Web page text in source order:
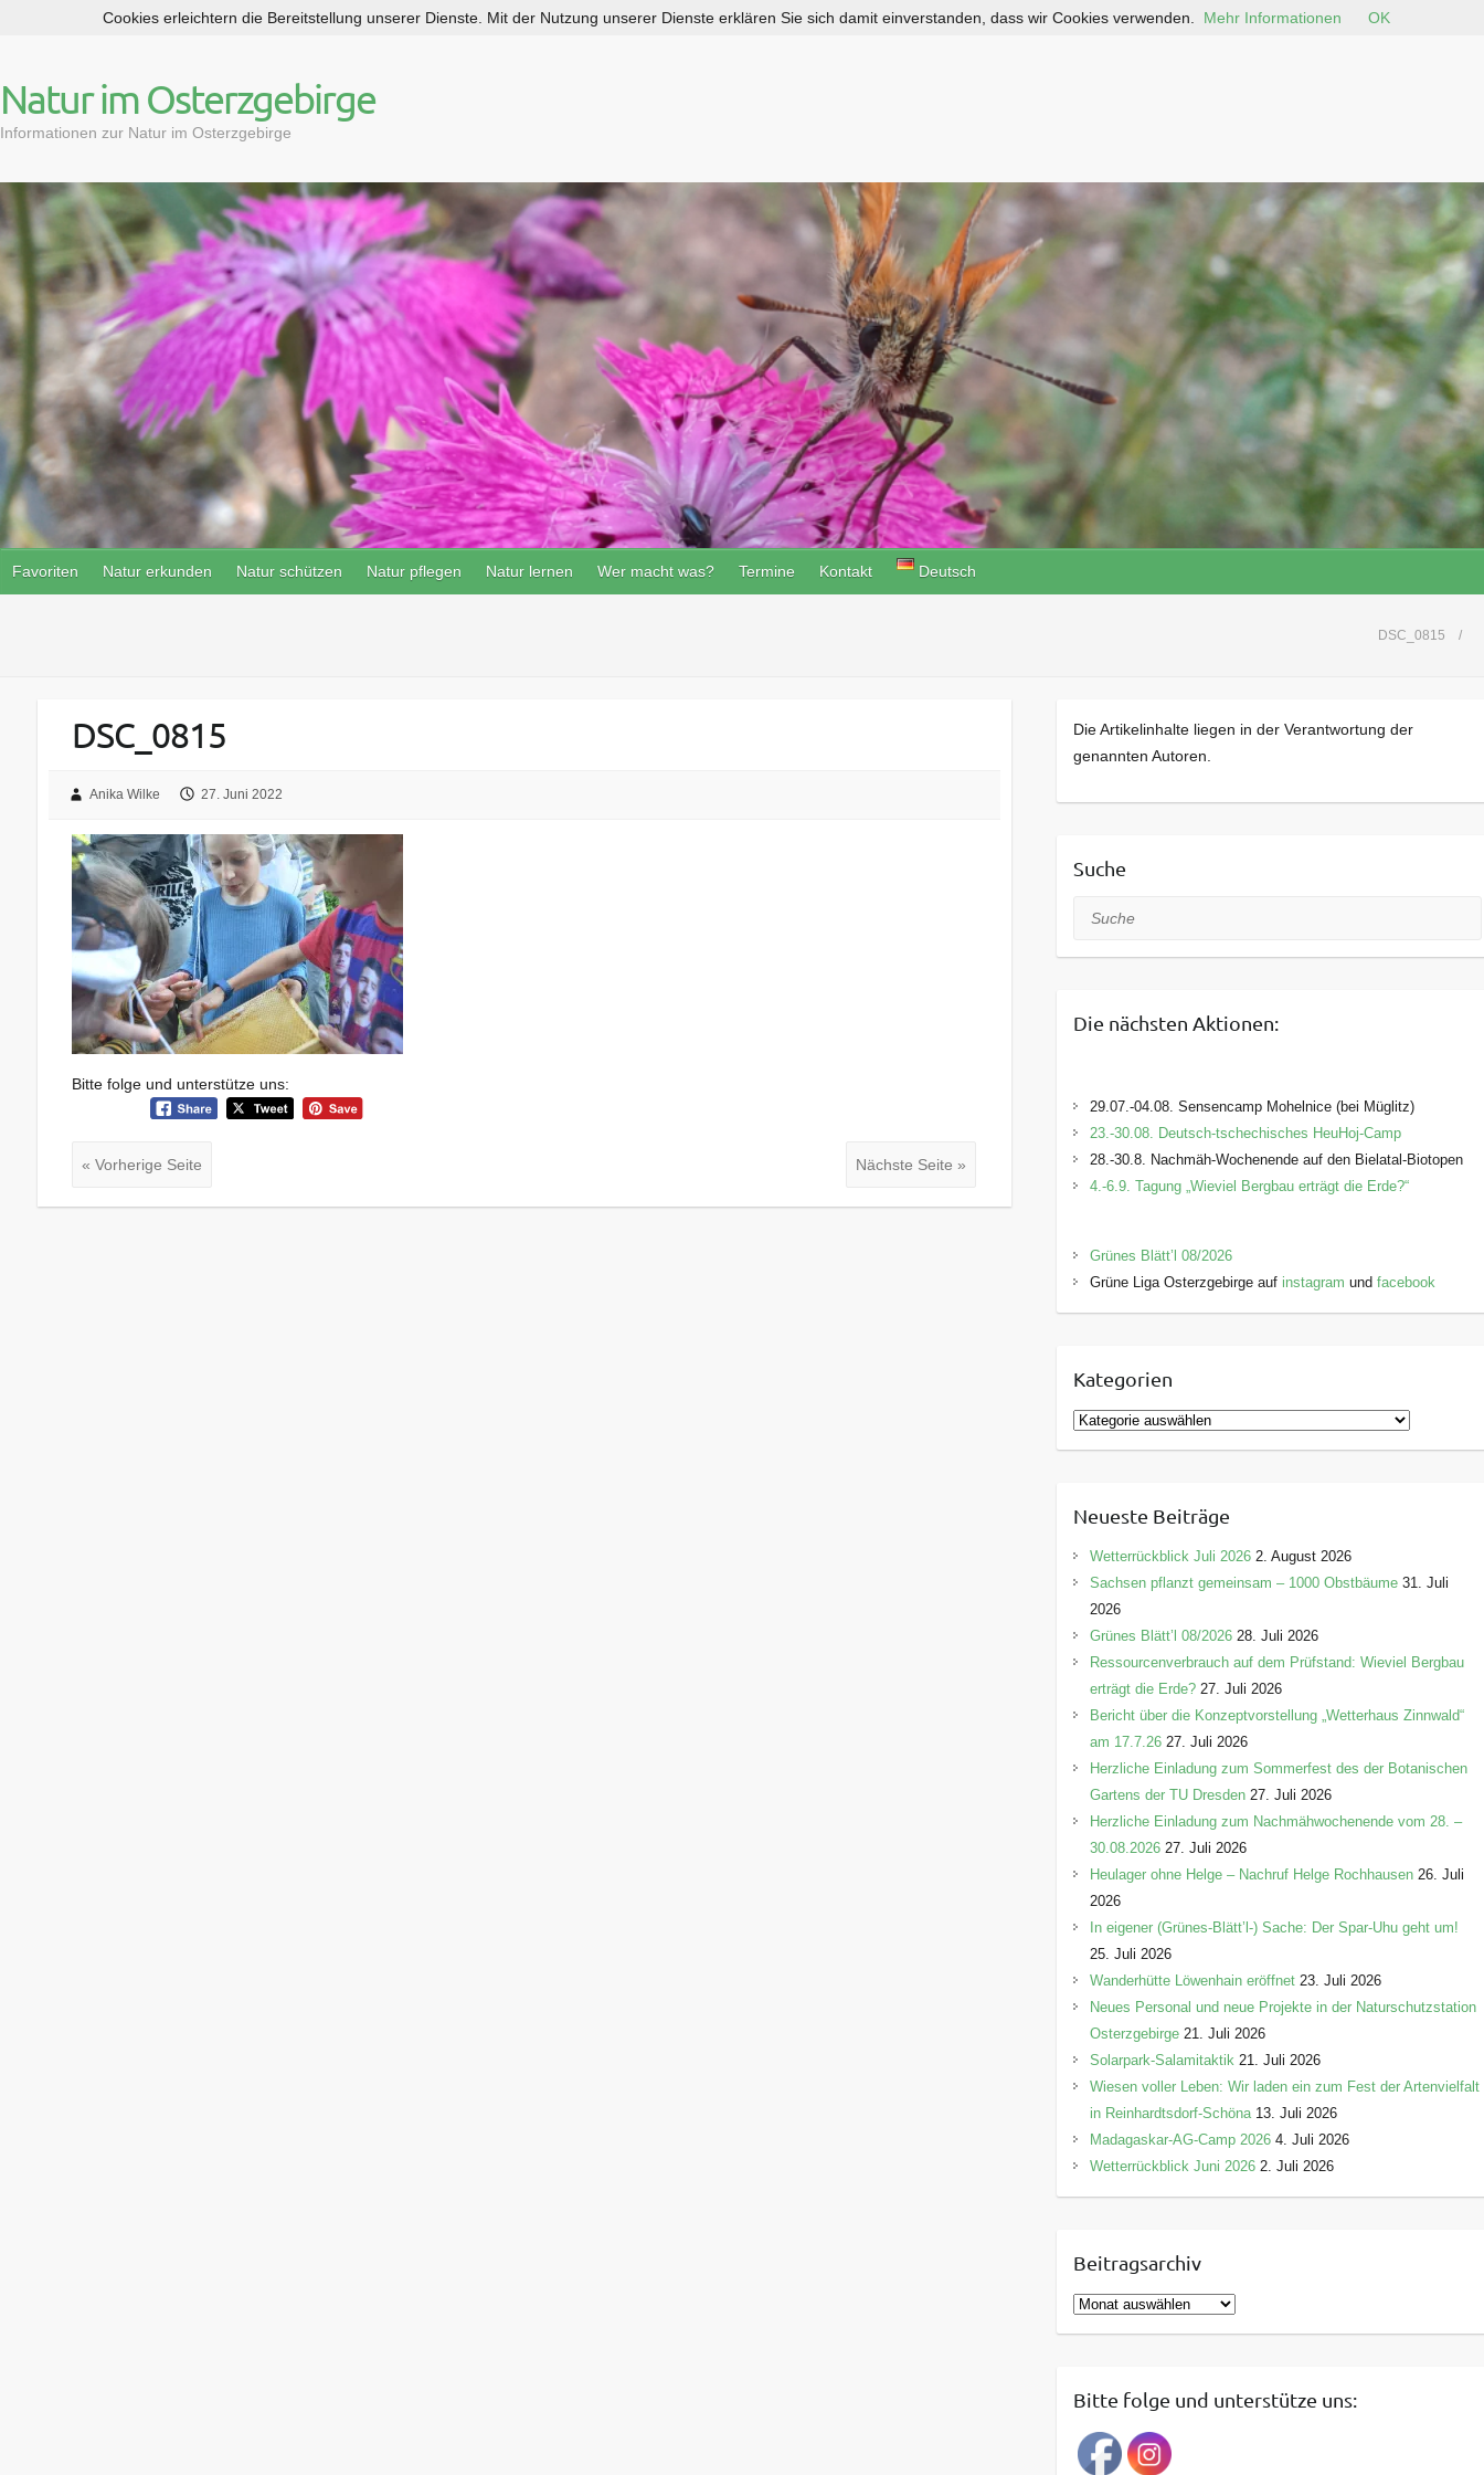
p
t
c
n
Natur im Osterzgebirge
Informationen zur Natur im Osterzgebirge
Favoriten Natur erkunden Natur schützen Natur pflegen Natur lernen Wer macht was? Termine Kontakt Deutsch
DSC_0815
DSC_0815
Anika Wilke 27. Juni 2022
Bitte folge und unterstütze uns:
« Vorherige Seite Nächste Seite »
Die Artikelinhalte liegen in der Verantwortung der
genannten Autoren.
Suche
Suche
Die nächsten Aktionen:
29.07.-04.08. Sensencamp Mohelnice (bei Müglitz)
23.-30.08. Deutsch-tschechisches HeuHoj-Camp
28.-30.8. Nachmäh-Wochenende auf den Bielatal-Biotopen
4.-6.9. Tagung „Wieviel Bergbau erträgt die Erde?“
Grünes Blätt’l 08/2026
Grüne Liga Osterzgebirge auf instagram und facebook
Kategorien
K
a
g
o
r
e
n
Neueste Beiträge
Wetterrückblick Juli 2026 2. August 2026
Sachsen pflanzt gemeinsam – 1000 Obstbäume 31. Juli
2026
Grünes Blätt’l 08/2026 28. Juli 2026
Ressourcenverbrauch auf dem Prüfstand: Wieviel Bergbau
erträgt die Erde? 27. Juli 2026
Bericht über die Konzeptvorstellung „Wetterhaus Zinnwald“
am 17.7.26 27. Juli 2026
Herzliche Einladung zum Sommerfest des der Botanischen
Gartens der TU Dresden 27. Juli 2026
Herzliche Einladung zum Nachmähwochenende vom 28. –
30.08.2026 27. Juli 2026
Heulager ohne Helge – Nachruf Helge Rochhausen 26. Juli
2026
In eigener (Grünes-Blätt’l-) Sache: Der Spar-Uhu geht um!
25. Juli 2026
Wanderhütte Löwenhain eröffnet 23. Juli 2026
Neues Personal und neue Projekte in der Naturschutzstation
Osterzgebirge 21. Juli 2026
Solarpark-Salamitaktik 21. Juli 2026
Wiesen voller Leben: Wir laden ein zum Fest der Artenvielfalt
in Reinhardtsdorf-Schöna 13. Juli 2026
Madagaskar-AG-Camp 2026 4. Juli 2026
Wetterrückblick Juni 2026 2. Juli 2026
Beitragsarchiv
B
e
r
g
Bitte folge und unterstütze uns:
Cookies erleichtern die Bereitstellung unserer Dienste. Mit der Nutzung unserer Dienste erklären Sie sich damit einverstanden, dass wir Cookies verwenden. Mehr Informationen OK